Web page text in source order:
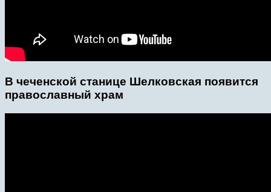
В чеченской станице Шелковская появится
православный храм